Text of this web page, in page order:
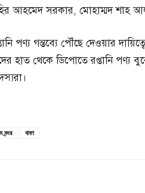
আহমেদ সরকার, মোহাম্মদ শাহ
পণ্য গন্তব্যে পৌঁছে দেওয়ার
হাত থেকে ডিপোতে রপ্তানি পণ্য
বন্দর বাফা